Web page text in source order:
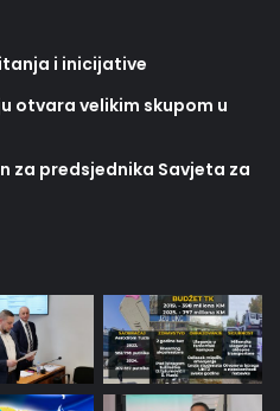
i inicijative
otvara velikim skupom u
za predsjednika Savjeta za